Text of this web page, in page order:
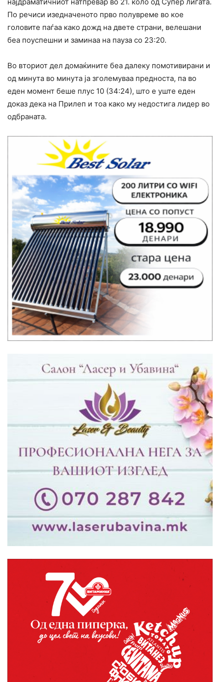
По речиси изедначеното прво полувреме во кое
головите паѓаа како дожд на двете страни, велешани
беа поуспешни и заминаа на пауза со 23:20.
Во вториот дел домаќините беа далеку помотивирани и
од минута во минута ја зголемуваа предноста, па во
еден момент беше плус 10 (34:24), што е уште еден
доказ дека на Прилеп и тоа како му недостига лидер во
одбраната.